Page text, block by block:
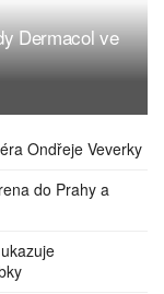
Dermacol ve
Ondřeje Veverky
do Prahy a